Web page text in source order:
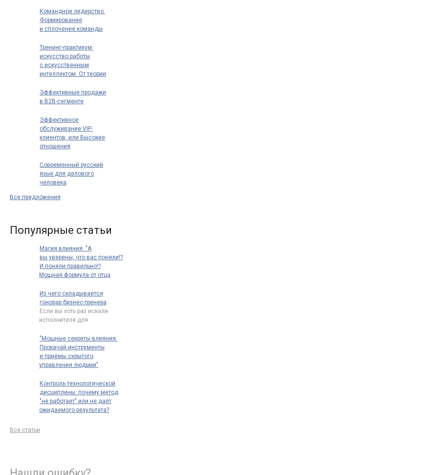
Командное лидерство.
Формирование
и сплочение команды
Тренинг-практикум:
искусство работы
с искусственным
интеллектом. От теории
использовать ИИ для
повышения
Эффективные продажи
в B2B-сегменте
Эффективное
обслуживание VIP-
клиентов, или Высокие
отношения
Современный русский
язык для делового
человека
Все предложения
Популярные статьи
Магия влияния. "А
вы уверены, что вас поняли!?
И поняли правильно!?
Мощная формула от отца
тебя нельзя было не понять"
"Вы уверены, что вас поняли?
что имел ввиду Марк Фабий
Квинтилиан* сказав:
Из чего складывается
гонорар бизнес-тренера
Если вы хоть раз искали
исполнителя для
то наверняка замечали…
"Мощные секреты влияния:
Прокачай инструменты
и приёмы скрытого
управления людьми"
управляет тот, кто проявляет
наибольшую гибкость"
восходит к кибернетике…
Контроль технологической
дисциплины: почему метод
"не работает" или не даёт
ожидаемого результата?
дисциплины: почему метод
Все статьи